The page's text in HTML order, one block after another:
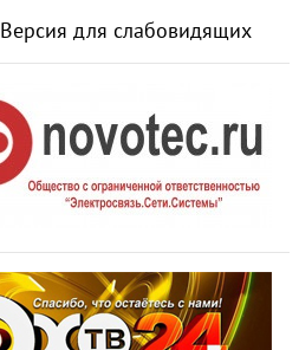
Версия для слабовидящих